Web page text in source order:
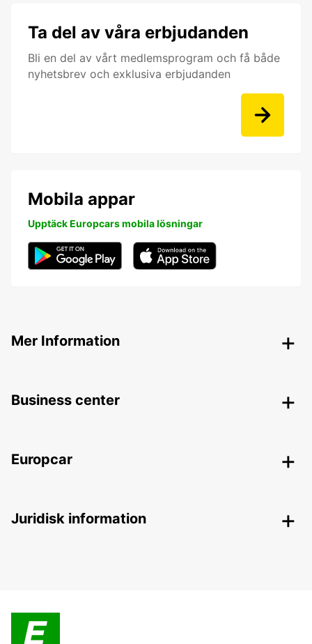
Ta del av våra erbjudanden
Bli en del av vårt medlemsprogram och få både
nyhetsbrev och exklusiva erbjudanden
Mobila appar
Upptäck Europcars mobila lösningar
Mer Information
Business center
Europcar
Juridisk information